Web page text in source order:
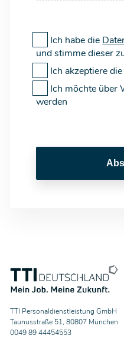
Ich habe die
und stimme dieser
Ich akzeptiere die
Ich möchte über
werden
TTI Personaldienstleistung GmbH
Taunusstraße 51, 80807 München
0049 89 44454553